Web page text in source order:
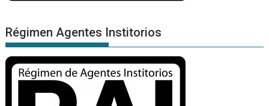
Régimen Agentes Institorios